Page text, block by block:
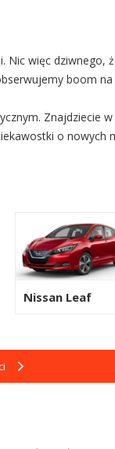
więc dziwnego,
boom na
Znajdziecie
o nowych
Nissan Leaf